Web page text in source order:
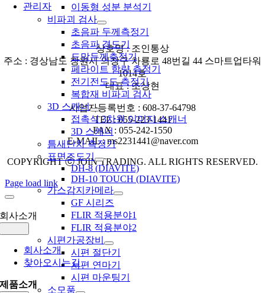
이동형 성분 분석기
비파괴 검사
초음파 두께측정기
초음파 경도기
도막두께측정기
페라이트 함량 측정기
전기전도도 측정기
복합재 비파괴 검사
3D 스캐너
접촉식 3차원 이미지 스캐너
3D 스캐너
틈새단차 측정기
표면조도기
DH-8 (DIAVITE)
DH-10 TOUCH (DIAVITE)
가스감지카메라
GF 시리즈
FLIR 적용분야1
FLIR 적용분야2
시편가공장비
시편 절단기
시편 연마기
시편 마운팅기
소모품
관리자
상호명 : 조인통상
주소 : 경상남도 창원시 의창구 차룡로 48번길 44 스마트업타워
1014호
대표 : 조상현
사업자등록번호 : 608-37-64798
TEL : 055-223-1441
FAX : 055-242-1550
E-MAIL : ms2231441@naver.com
COPYRIGHT ⓒ JOIN TRADING. ALL RIGHTS RESERVED.
Page load link
회사소개
Navigation
회사소개
찾아오시는길
제품소개